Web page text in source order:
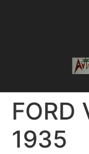
FORD
1935